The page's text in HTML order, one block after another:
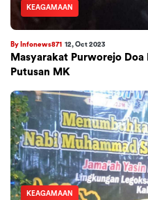
KEAGAMAAN
By Infonews871 12, Oct 2023
Masyarakat Purworejo
Putusan MK
KEAGAMAAN